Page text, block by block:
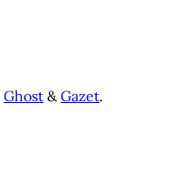
Ghost & Gazet.